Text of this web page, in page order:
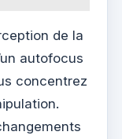
de la
autofocus
concentrez